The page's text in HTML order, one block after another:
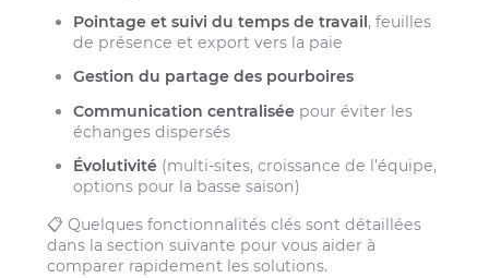
Pointage et suivi du temps de travail, feuilles
de présence et export vers la paie
Gestion du partage des pourboires
Communication centralisée pour éviter les
échanges dispersés
Évolutivité (multi-sites, croissance de l’équipe,
options pour la basse saison)
📋 Quelques fonctionnalités clés sont détaillées
dans la section suivante pour vous aider à
comparer rapidement les solutions.